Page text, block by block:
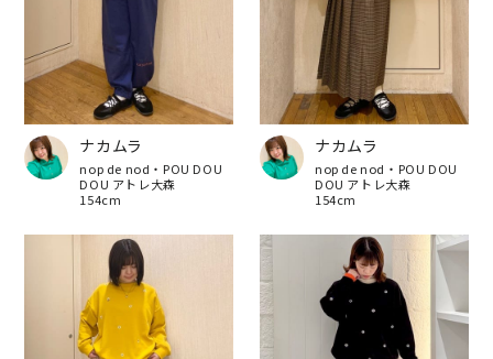
ナカムラ
nop de nod・POU DOU
DOU アトレ大森
154cm
ナカムラ
nop de nod・POU DOU
DOU アトレ大森
154cm